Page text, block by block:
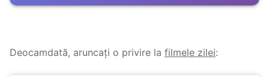
Deocamdată, aruncați o privire la filmele zilei: